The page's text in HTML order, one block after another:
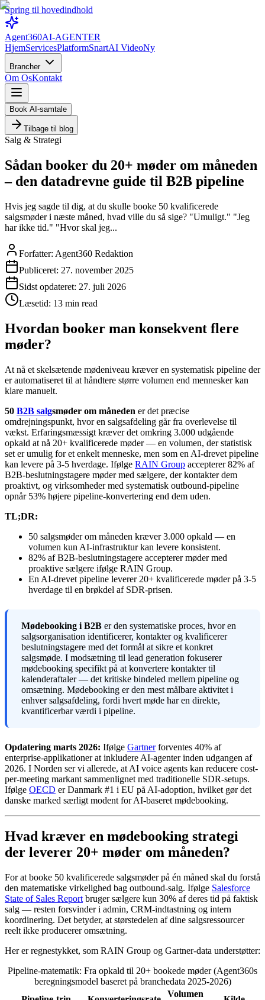
Spring til hovedindhold
Agent360AI-AGENTER
HjemServicesPlatformSnartAI VideoNy
Brancher
Om OsKontakt
Book AI-samtale
Tilbage til blog
Salg & Strategi
Sådan booker du 20+ møder om måneden
– den datadrevne guide til B2B pipeline
Hvis jeg sagde til dig, at du skulle booke 50 kvalificerede
salgsmøder i næste måned, hvad ville du så sige? "Umuligt." "Jeg
har ikke tid." "Hvor skal jeg...
Forfatter: Agent360 Redaktion
Publiceret: 27. november 2025
Sidst opdateret: 27. juli 2026
Læsetid: 13 min read
Hvordan booker man konsekvent flere
møder?
At nå et skelsætende mødeniveau kræver en systematisk pipeline der
er automatiseret til at håndtere større volumen end mennesker kan
klare manuelt.
50 B2B salgsmøder om måneden er det præcise
omdrejningspunkt, hvor en salgsafdeling går fra overlevelse til
vækst. Erfaringsmæssigt kræver det omkring 3.000 udgående
opkald at nå 20+ kvalificerede møder — en volumen, der statistisk
set er umulig for et enkelt menneske, men som en AI-drevet pipeline
kan levere på 3-5 hverdage. Ifølge RAIN Group accepterer 82% af
B2B-beslutningstagere møder med sælgere, der kontakter dem
proaktivt, og virksomheder med systematisk outbound-pipeline
opnår 53% højere pipeline-konvertering end dem uden.
TL;DR:
50 salgsmøder om måneden kræver 3.000 opkald — en
volumen kun AI-infrastruktur kan levere konsistent.
82% af B2B-beslutningstagere accepterer møder med
proaktive sælgere ifølge RAIN Group.
En AI-drevet pipeline leverer 20+ kvalificerede møder på 3-5
hverdage til en brøkdel af SDR-prisen.
Mødebooking i B2B er den systematiske proces, hvor en
salgsorganisation identificerer, kontakter og kvalificerer
beslutningstagere med det formål at sikre et konkret
salgsmøde. I modsætning til lead generation fokuserer
mødebooking specifikt på at konvertere kontakter til
kalenderaftaler — det kritiske bindeled mellem pipeline og
omsætning. Mødebooking er den mest målbare aktivitet i
enhver salgsafdeling, fordi hvert møde har en direkte,
kvantificerbar værdi i pipeline.
Opdatering marts 2026: Ifølge Gartnerforventes 40% af
enterprise-applikationer at inkludere AI-agenter inden udgangen af
2026. I Norden ser vi allerede, at AI voice agents kan reducere cost-
per-meeting markant sammenlignet med traditionelle SDR-setups.
Ifølge OECD er Danmark #1 i EU på AI-adoption, hvilket gør det
danske marked særligt modent for AI-baseret mødebooking.
Hvad kræver en mødebooking strategi
der leverer 20+ møder om måneden?
For at booke 50 kvalificerede salgsmøder på én måned skal du forstå
den matematiske virkelighed bag outbound-salg. Ifølge Salesforce
State of Sales Report bruger sælgere kun 30% af deres tid på faktisk
salg — resten forsvinder i admin, CRM-indtastning og intern
koordinering. Det betyder, at størstedelen af dine salgsressourcer
reelt ikke producerer omsætning.
Her er regnestykket, som RAIN Group og Gartner-data understøtter:
Pipeline-matematik: Fra opkald til 20+ bookede møder (Agent360s
beregningsmodel baseret på branchedata 2025-2026)
Volumen